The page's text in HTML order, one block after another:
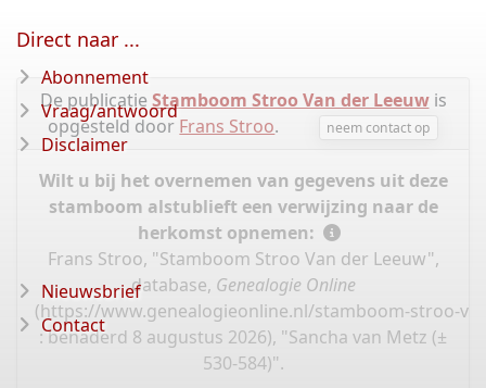
De publicatie Stamboom Stroo Van der Leeuwis
opgesteld door Frans Stroo. neem contact op
Wilt u bij het overnemen van gegevens uit deze
stamboom alstublieft een verwijzing naar de
herkomst opnemen:
Frans Stroo, "Stamboom Stroo Van der Leeuw",
database, Genealogie Online
(https://www.genealogieonline.nl/stamboom-stroo-
: benaderd 8 augustus 2026), "Sancha van Metz (±
530-584)".
Direct naar ...
Abonnement
Vraag/antwoord
Disclaimer
Nieuwsbrief
Contact